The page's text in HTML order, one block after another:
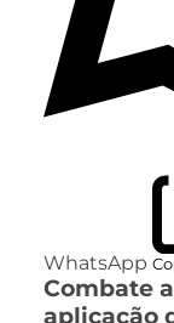
WhatsApp
Combate
aplicação